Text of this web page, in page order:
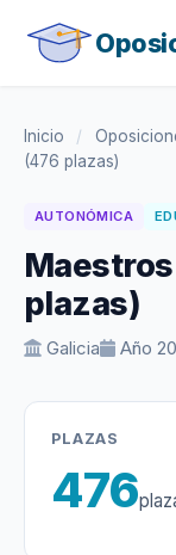
Inicio /
(476 plazas)
AUTONÓMICA
plazas)
Galicia Año
PLAZAS
476